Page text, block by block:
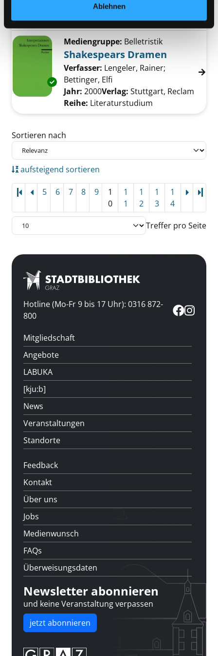
Ablehnen
1967Verlag:
Reihe:Reclam
Exemplar-Details von Shakespears Dramen
Mediengruppe: Belletristik
Shakespears Dramen
Verfasser: Lengeler, Rainer;
Bettinger, Elfi Suche nach diesem
Jahr: 2000Verlag: Stuttgart, Reclam
Reihe: Literaturstudium
Zu den Suchfiltern springen
Sortieren nach
aufsteigend sortieren
5 6 7 8 9
1
0
1
1
1
2
1
3
1
4
Treffer pro Seite
Hotline (Mo-Fr 9 bis 17 Uhr): 0316 872-
800
Mitgliedschaft
Angebote
LABUKA
[kju:b]
News
Veranstaltungen
Standorte
Feedback
Kontakt
Über uns
Jobs
Medienwunsch
FAQs
Überweisungsdaten
Newsletter abonnieren
und keine Veranstaltung verpassen
jetzt abonnieren